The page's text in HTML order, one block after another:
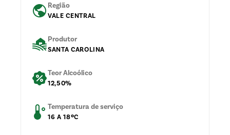
Região
VALE CENTRAL
Produtor
SANTA CAROLINA
Teor Alcoólico
12,50%
Temperatura de serviço
16 A 18ºC